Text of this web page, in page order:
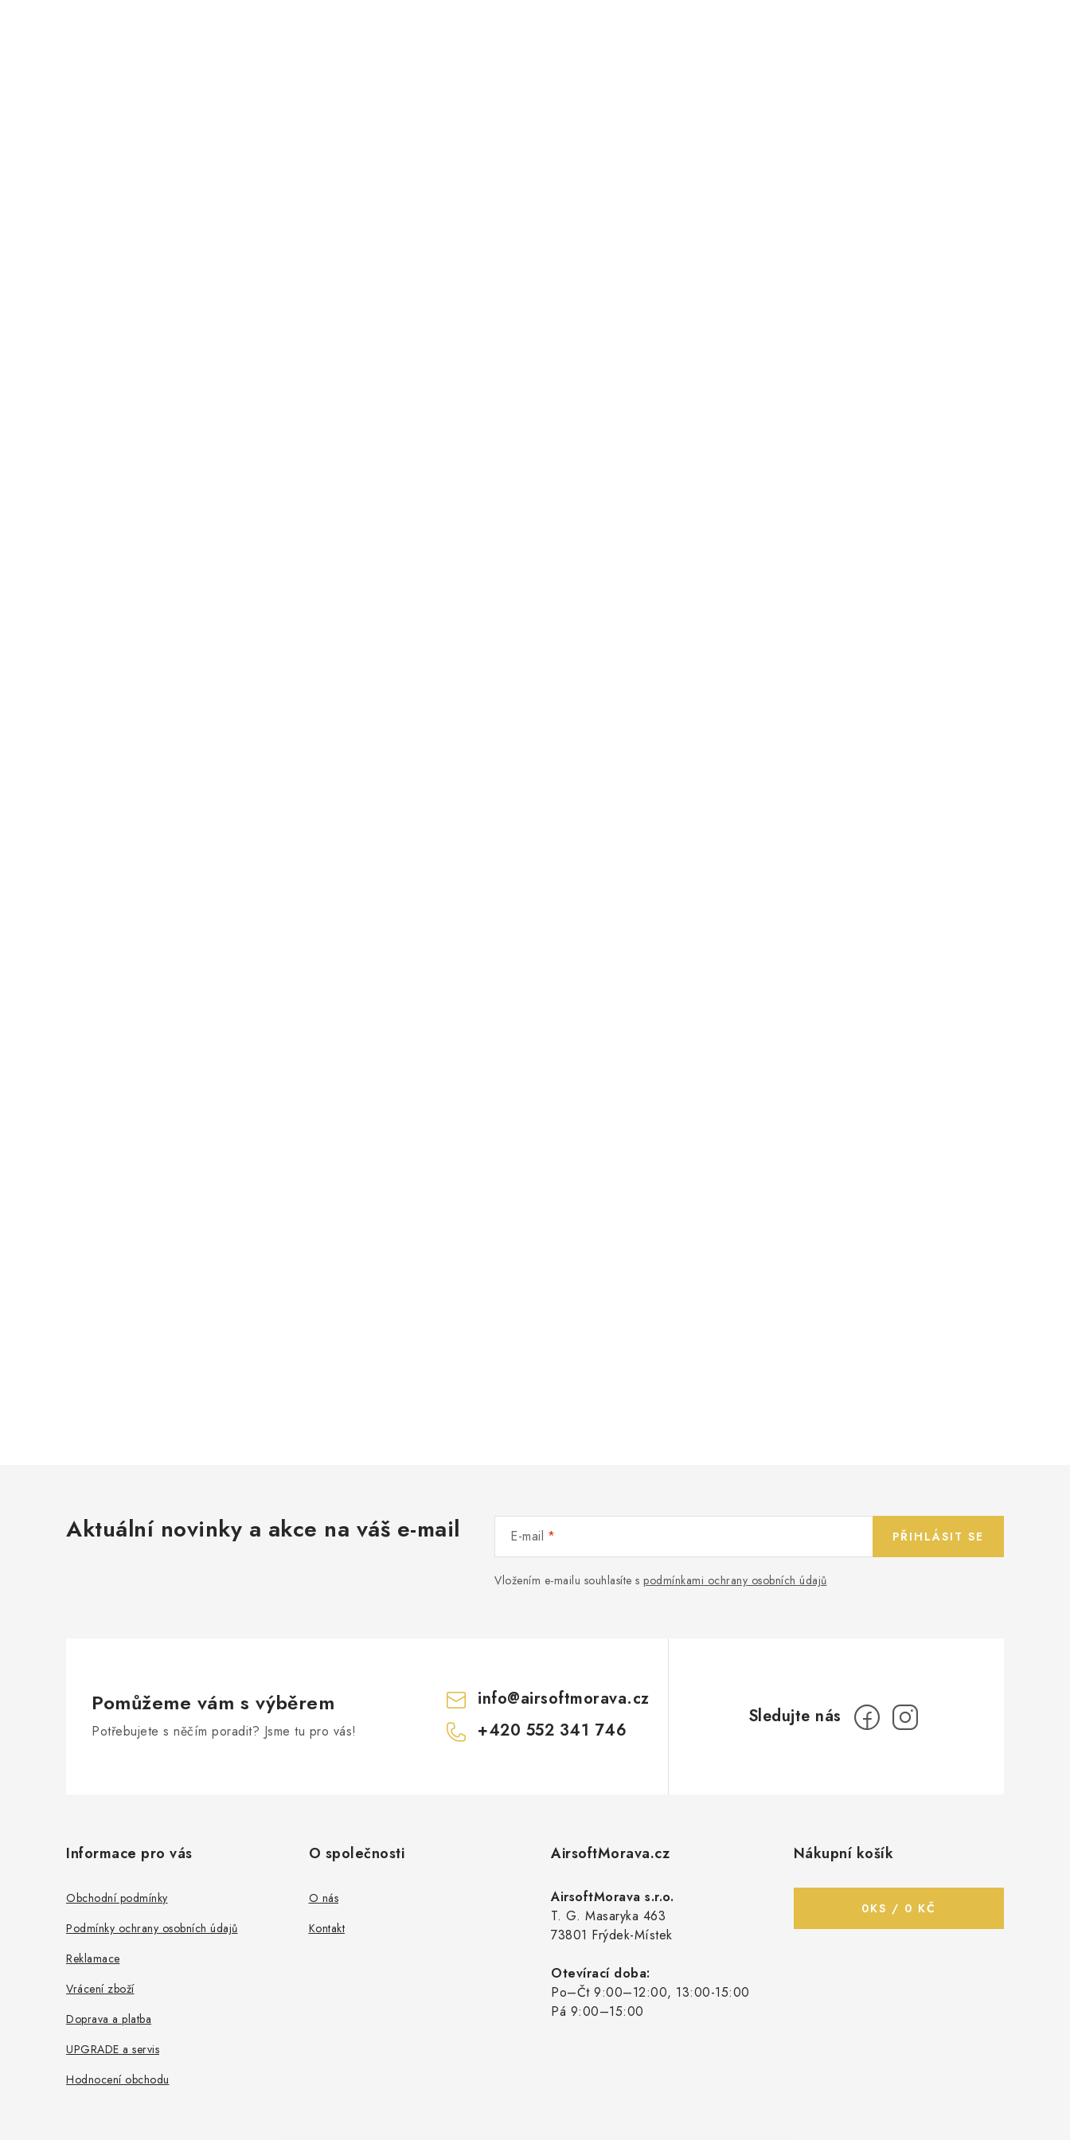
Aktuální novinky a akce na váš e-mail E-mail
Vložením e-mailu souhlasíte s podmínkami ochrany osobních údajů
PŘIHLÁSIT SE
Pomůžeme vám s výběrem
Potřebujete s něčím poradit? Jsme tu pro vás!
info@airsoftmorava.cz
+420 552 341 746
Informace pro vás
Obchodní podmínky
Podmínky ochrany osobních údajů
Reklamace
Vrácení zboží
Doprava a platba
UPGRADE a servis
Hodnocení obchodu
O společnosti
O nás
Kontakt
AirsoftMorava.cz
AirsoftMorava s.r.o.
T. G. Masaryka 463
73801 Frýdek-Místek
Otevírací doba:
Po–Čt 9:00–12:00, 13:00-15:00
Pá 9:00–15:00
Nákupní košík
0KS / 0 KČ